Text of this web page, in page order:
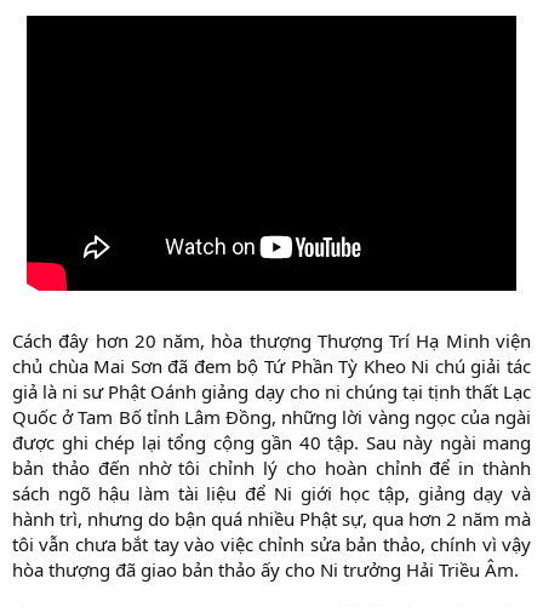
Cách đây hơn 20 năm, hòa thượng Thượng Trí Hạ Minh viện
chủ chùa Mai Sơn đã đem bộ Tứ Phần Tỳ Kheo Ni chú giải tác
giả là ni sư Phật Oánh giảng dạy cho ni chúng tại tịnh thất Lạc
Quốc ở Tam Bố tỉnh Lâm Đồng, những lời vàng ngọc của ngài
được ghi chép lại tổng cộng gần 40 tập. Sau này ngài mang
bản thảo đến nhờ tôi chỉnh lý cho hoàn chỉnh để in thành
sách ngõ hậu làm tài liệu để Ni giới học tập, giảng dạy và
hành trì, nhưng do bận quá nhiều Phật sự, qua hơn 2 năm mà
tôi vẫn chưa bắt tay vào việc chỉnh sửa bản thảo, chính vì vậy
hòa thượng đã giao bản thảo ấy cho Ni trưởng Hải Triều Âm.